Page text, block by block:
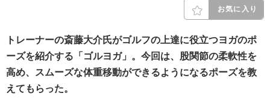
お気に入り
トレーナーの斎藤大介氏がゴルフの上達に役立つヨガのポ
ーズを紹介する「ゴルヨガ」。今回は、股関節の柔軟性を
高め、スムーズな体重移動ができるようになるポーズを教
えてもらった。